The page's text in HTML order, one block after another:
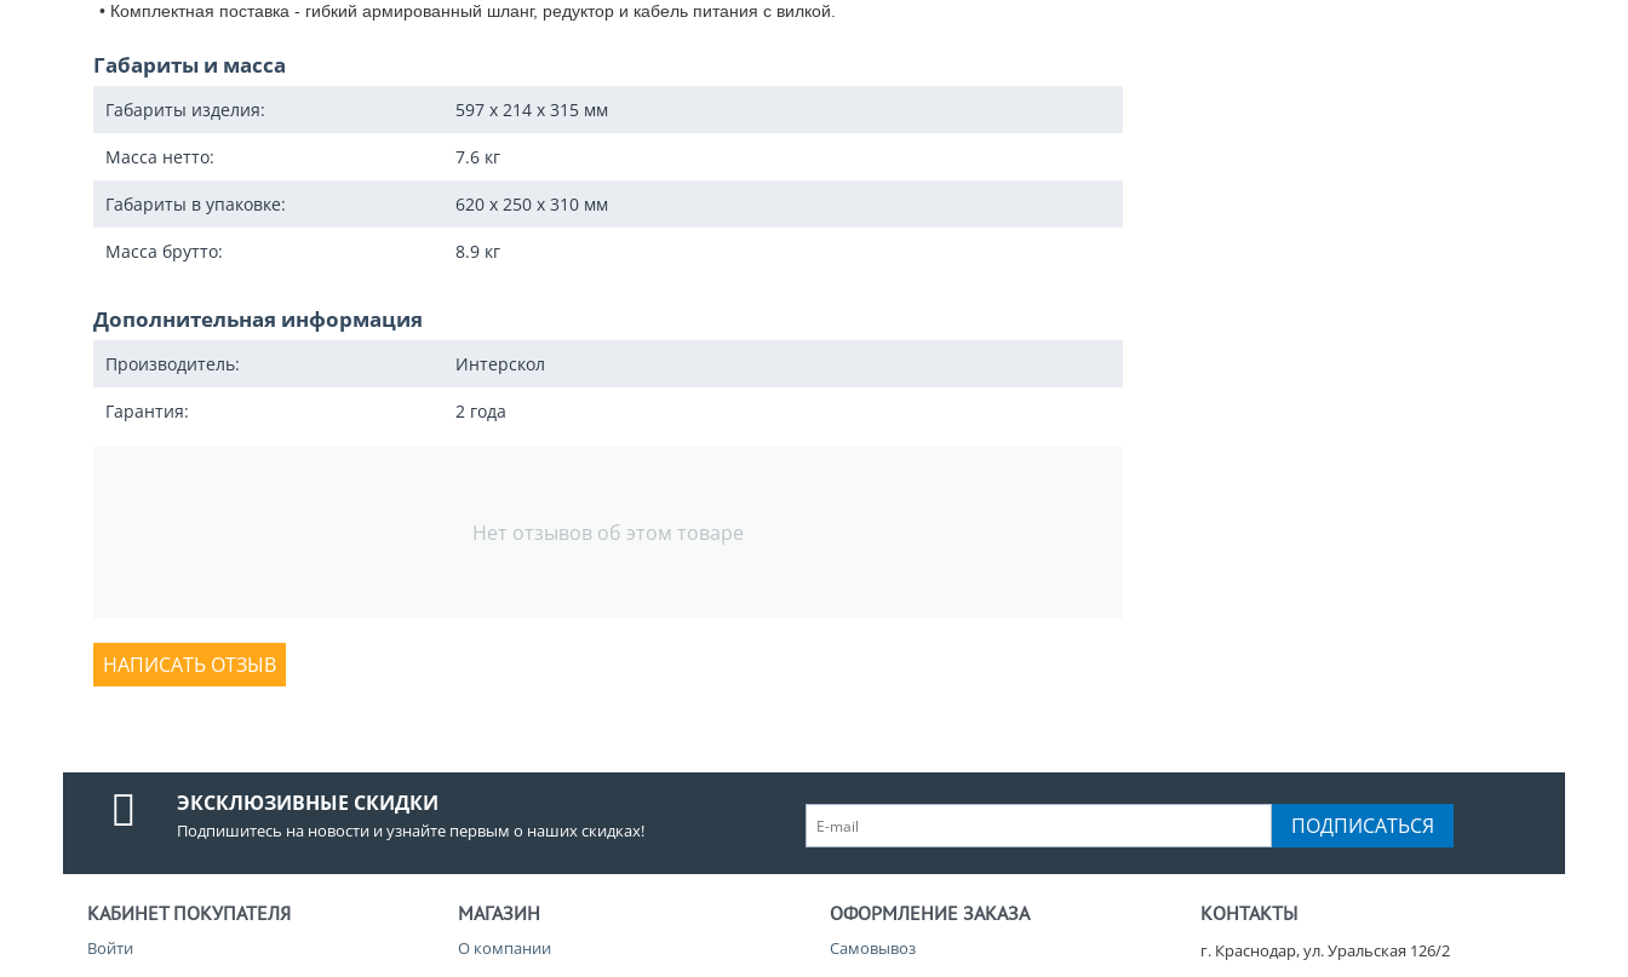
• Комплектная поставка - гибкий армированный шланг, редуктор и кабель питания с вилкой.
Габариты и масса
Габариты изделия: 597 x 214 x 315 мм
Масса нетто: 7.6 кг
Габариты в упаковке: 620 x 250 x 310 мм
Масса брутто: 8.9 кг
Дополнительная информация
Производитель: Интерскол
Гарантия: 2 года
Нет отзывов об этом товаре
НАПИСАТЬ ОТЗЫВ
ЭКСКЛЮЗИВНЫЕ СКИДКИ
Подпишитесь на новости и узнайте первым о наших скидках! ПОДПИСАТЬСЯ
КАБИНЕТ ПОКУПАТЕЛЯ
Войти
МАГАЗИН
О компании
ОФОРМЛЕНИЕ ЗАКАЗА
Самовывоз
КОНТАКТЫ
г. Краснодар, ул. Уральская 126/2